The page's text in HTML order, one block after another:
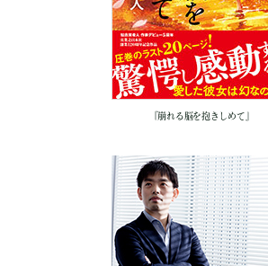
『崩れる脳を抱きしめて』